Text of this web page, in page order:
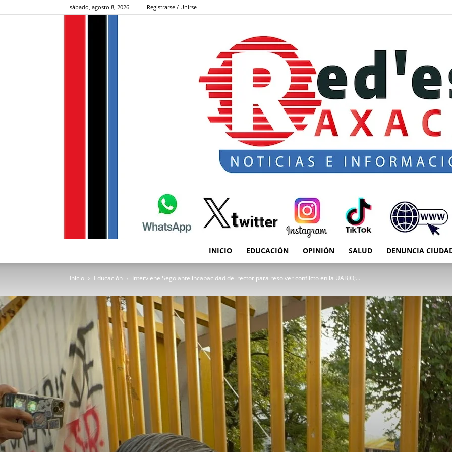
sábado, agosto 8, 2026 Registrarse / Unirse
es
Oaxaca
INICIO EDUCACIÓN OPINIÓN SALUD DENUNCIA
Inicio Educación Interviene Sego ante incapacidad del rector para resolver conflicto en la UABJO;...